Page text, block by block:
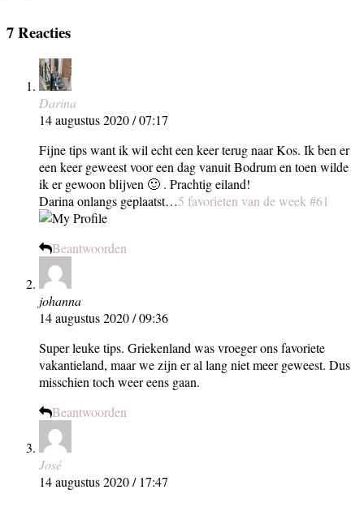
7 Reacties
Darina
14 augustus 2020 / 07:17
Fijne tips want ik wil echt een keer terug naar Kos. Ik ben er
een keer geweest voor een dag vanuit Bodrum en toen wilde
ik er gewoon blijven 🙂 . Prachtig eiland!
Darina onlangs geplaatst…5 favorieten van de week #61
Beantwoorden
johanna
14 augustus 2020 / 09:36
Super leuke tips. Griekenland was vroeger ons favoriete
vakantieland, maar we zijn er al lang niet meer geweest. Dus
misschien toch weer eens gaan.
Beantwoorden
José
14 augustus 2020 / 17:47